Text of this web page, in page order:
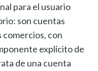
para el usuario
son cuentas
comercios, con
explícito de
de una cuenta